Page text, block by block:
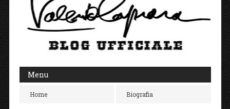
Menu
Home Biografia